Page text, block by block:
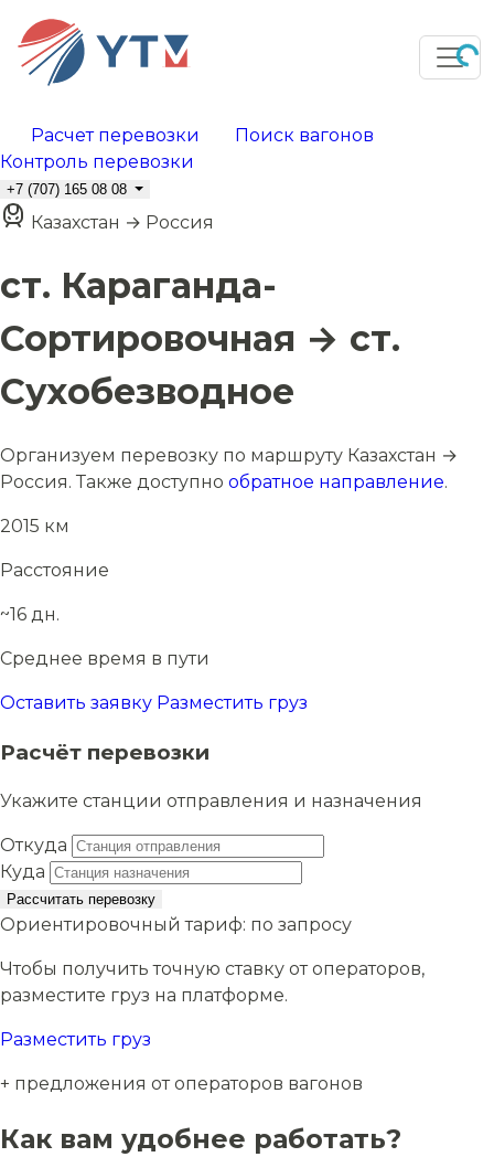
Расчет перевозки
Поиск вагонов
Контроль перевозки
+7 (707) 165 08 08
Казахстан → Россия
ст. Караганда-
Сортировочная → ст.
Сухобезводное
Организуем перевозку по маршруту Казахстан →
Россия. Также доступно обратное направление.
2015 км
Расстояние
~16 дн.
Среднее время в пути
Оставить заявку Разместить груз
Расчёт перевозки
Укажите станции отправления и назначения
Откуда
Куда
Рассчитать перевозку
Ориентировочный тариф: по запросу
Чтобы получить точную ставку от операторов,
разместите груз на платформе.
Разместить груз
+ предложения от операторов вагонов
Как вам удобнее работать?